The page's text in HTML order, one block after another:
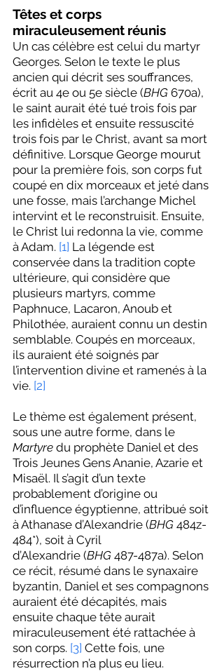
Têtes et corps
miraculeusement réunis
Un cas célèbre est celui du martyr
Georges. Selon le texte le plus
ancien qui décrit ses souffrances,
écrit au 4e ou 5e siècle (BHG 670a),
le saint aurait été tué trois fois par
les infidèles et ensuite ressuscité
trois fois par le Christ, avant sa mort
définitive. Lorsque George mourut
pour la première fois, son corps fut
coupé en dix morceaux et jeté dans
une fosse, mais l’archange Michel
intervint et le reconstruisit. Ensuite,
le Christ lui redonna la vie, comme
à Adam. [1] La légende est
conservée dans la tradition copte
ultérieure, qui considère que
plusieurs martyrs, comme
Paphnuce, Lacaron, Anoub et
Philothée, auraient connu un destin
semblable. Coupés en morceaux,
ils auraient été soignés par
l’intervention divine et ramenés à la
vie. [2]
Le thème est également présent,
sous une autre forme, dans le
Martyre du prophète Daniel et des
Trois Jeunes Gens Ananie, Azarie et
Misaël. Il s’agit d’un texte
probablement d’origine ou
d’influence égyptienne, attribué soit
à Athanase d’Alexandrie (BHG 484z-
484*), soit à Cyril
d’Alexandrie (BHG 487-487a). Selon
ce récit, résumé dans le synaxaire
byzantin, Daniel et ses compagnons
auraient été décapités, mais
ensuite chaque tête aurait
miraculeusement été rattachée à
son corps. [3] Cette fois, une
résurrection n’a plus eu lieu.